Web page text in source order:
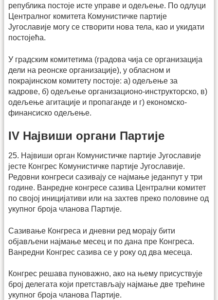
република постоје исте управе и одељење. По одлуци
Централног комитета Комунистичке партије
Југославије могу се створити нова тела, као и укидати
постојећа.
У градским комитетима (градова чија се организација
дели на реонске организације), у обласном и
покрајинском комитету постоје: а) одељење за
кадрове, б) одељење организационо-инструкторско, в)
одељење агитације и пропаганде и г) економско-
финансиско одељење.
IV Највиши органи Партије
25. Највиши орган Комунистичке партије Југославије
јесте Конгрес Комунистичке партије Југославије.
Редовни конгреси сазивају се најмање једанпут у три
године. Ванредне конгресе сазива Централни комитет
по својој иницијативи или на захтев преко половине од
укупног броја чланова Партије.
Сазивање Конгреса и дневни ред морају бити
објављени најмање месец и по дана пре Конгреса.
Ванредни Конгрес сазива се у року од два месеца.
Конгрес решава пуноважно, ако на њему присуствује
број делегата који претстављају најмање две трећине
укупног броја чланова Партије.